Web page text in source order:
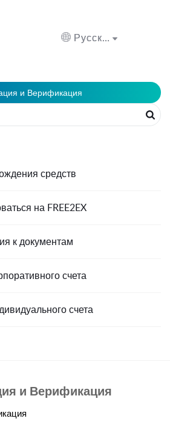
Русский
и Верификация
средств
на FREE2EX
к документам
счета
счета
и Верификация